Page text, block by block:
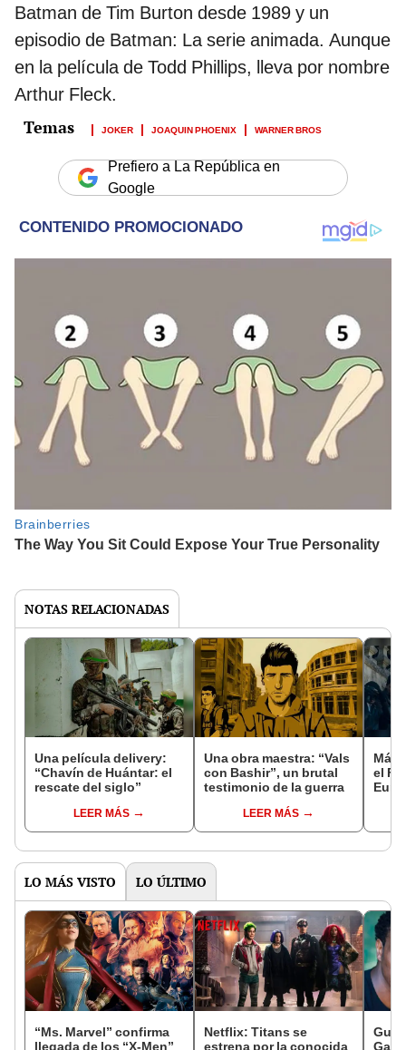
Batman de Tim Burton desde 1989 y un
episodio de Batman: La serie animada. Aunque
en la película de Todd Phillips, lleva por nombre
Arthur Fleck.
JOKER JOAQUIN PHOENIX WARNER BROS
Prefiero a La República en
Google
NOTAS RELACIONADAS
Una película delivery:
“Chavín de Huántar: el
rescate del siglo”
LEER MÁS
Una obra maestra: “Vals
con Bashir”, un brutal
testimonio de la guerra
LEER MÁS
Más
el
LO MÁS VISTO LO ÚLTIMO
“Ms. Marvel” confirma
llegada de los “X-Men”
Netflix: Titans se
estrena por la conocida